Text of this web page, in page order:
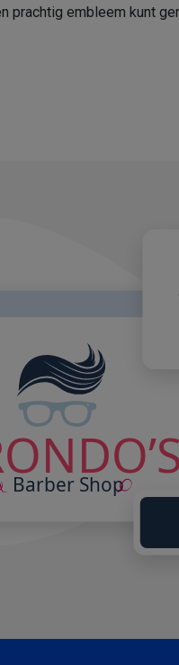
prachtig embleem kunt